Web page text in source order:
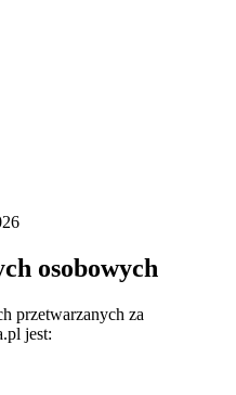
osobowych
przetwarzanych za
jest: